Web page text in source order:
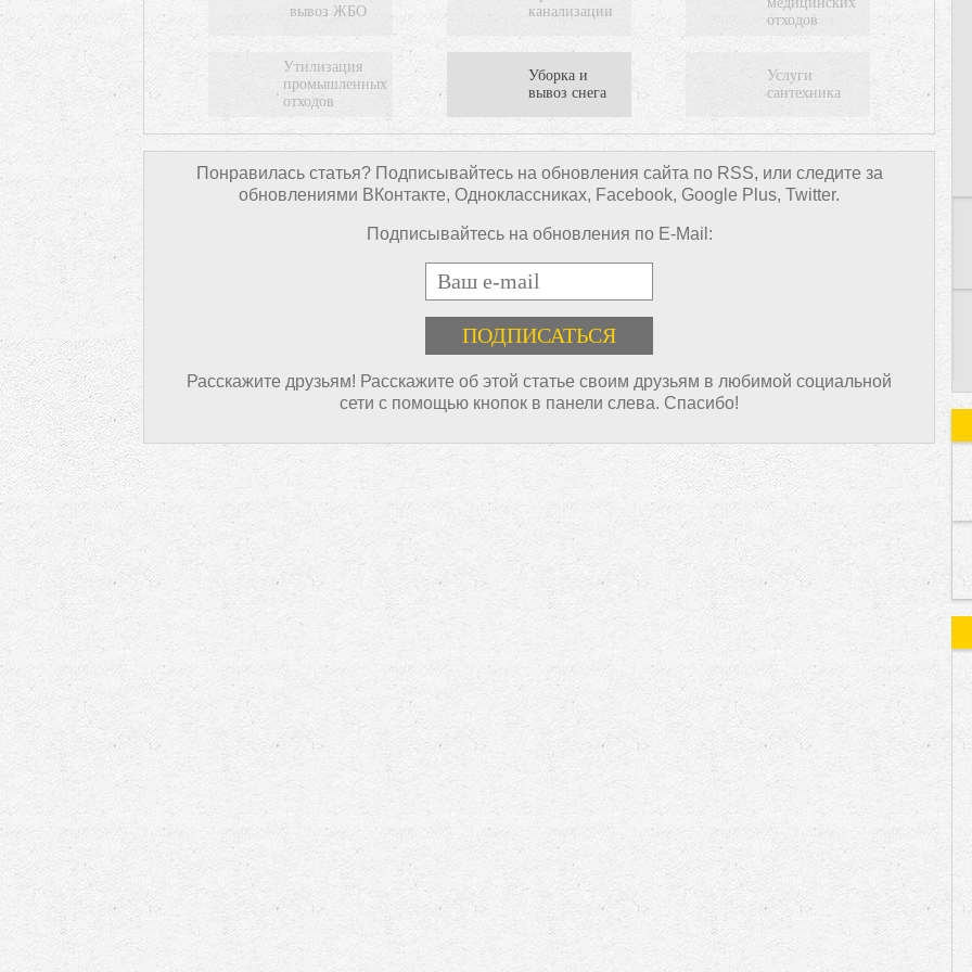
вывоз ЖБО
канализации
отходов
Утилизация
промышленных
отходов
Уборка и
вывоз снега
Услуги
сантехника
Понравилась статья? Подписывайтесь на обновления сайта по RSS, или следите за
обновлениями ВКонтакте, Одноклассниках, Facebook, Google Plus, Twitter.
Подписывайтесь на обновления по E-Mail:
E-mail
Расскажите друзьям! Расскажите об этой статье своим друзьям в любимой социальной
сети с помощью кнопок в панели слева. Спасибо!